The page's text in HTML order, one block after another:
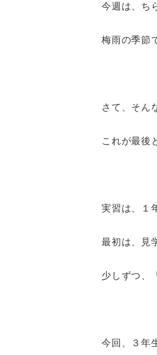
今週は、ち
梅雨の季節
さて、そん
これが最後
実習は、１
最初は、見
少しずつ、
今回、３年